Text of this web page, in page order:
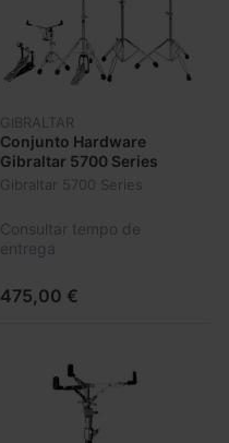
GIBRALTAR
Conjunto Hardware
Gibraltar 5700 Series
Gibraltar 5700 Series
Consultar tempo de
entrega
475,00 €